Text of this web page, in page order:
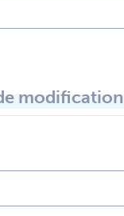
modification